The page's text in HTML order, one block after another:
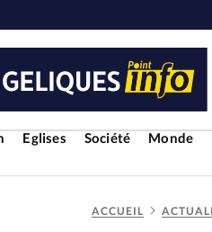
Eglises Société Monde
ACCUEIL